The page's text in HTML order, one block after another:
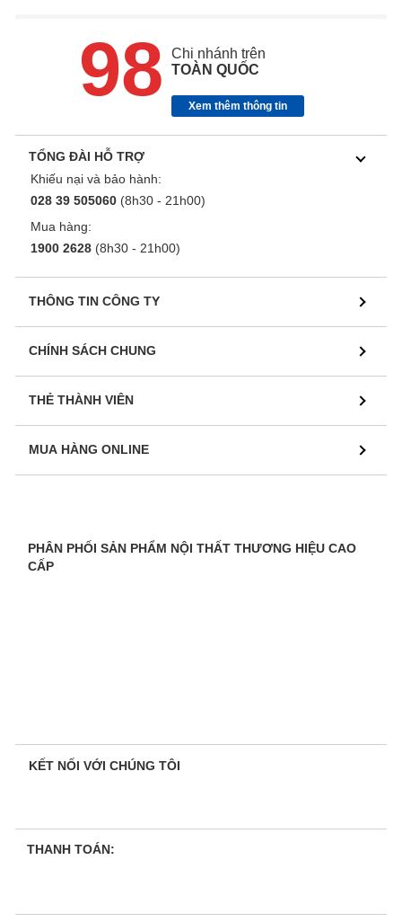
98
Chi nhánh trên
TOÀN QUỐC
Xem thêm thông tin
TỔNG ĐÀI HỖ TRỢ
Khiếu nại và bảo hành:
028 39 505060 (8h30 - 21h00)
Mua hàng:
1900 2628 (8h30 - 21h00)
THÔNG TIN CÔNG TY
CHÍNH SÁCH CHUNG
THẺ THÀNH VIÊN
MUA HÀNG ONLINE
PHÂN PHỐI SẢN PHẨM NỘI THẤT THƯƠNG HIỆU CAO
CẤP
KẾT NỐI VỚI CHÚNG TÔI
THANH TOÁN: